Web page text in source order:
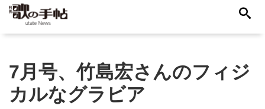
7月号、竹島宏さんのフィジ
カルなグラビア